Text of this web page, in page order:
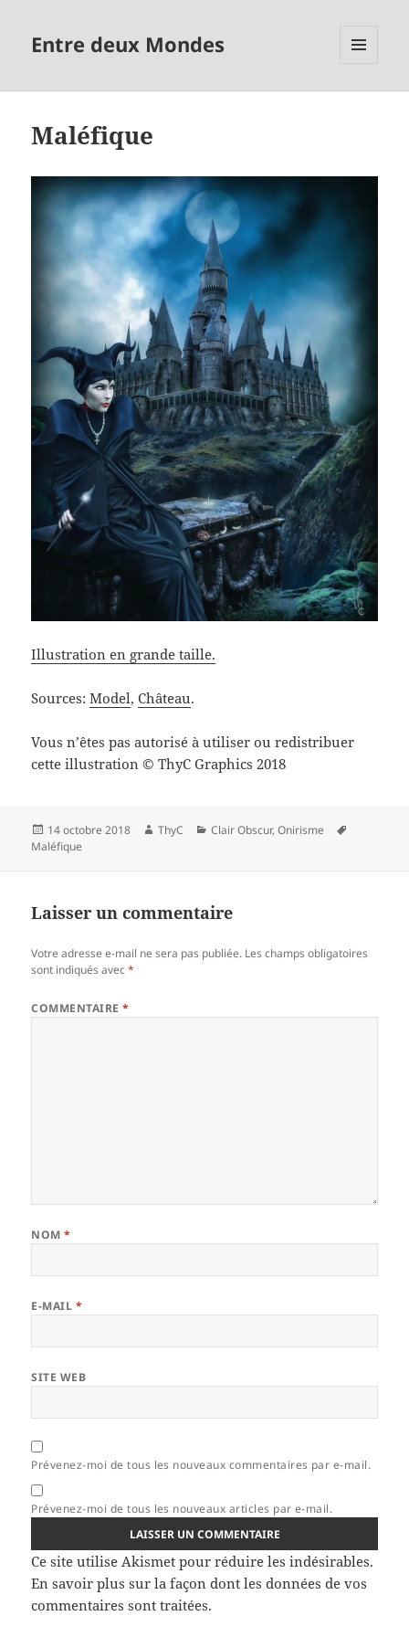
Entre deux Mondes
Maléfique
Illustration en grande taille.
Sources:Model,Château.
Vous n’êtes pas autorisé à utiliser ou redistribuer
cette illustration © ThyC Graphics 2018
Publié
le
14 octobre 2018 Auteur
ThyC Catégories
Clair Obscur,Onirisme
Maléfique
Laisser un commentaire
Votre adresse e-mail ne sera pas publiée. Les champs obligatoires
sont indiqués avec*
COMMENTAIRE*
NOM*
E-MAIL *
SITE WEB
Prévenez-moi de tous les nouveaux commentaires par e-mail.
Prévenez-moi de tous les nouveaux articles par e-mail.
Ce site utilise Akismet pour réduire les indésirables.
En savoir plus sur la façon dont les données de vos
commentaires sont traitées.